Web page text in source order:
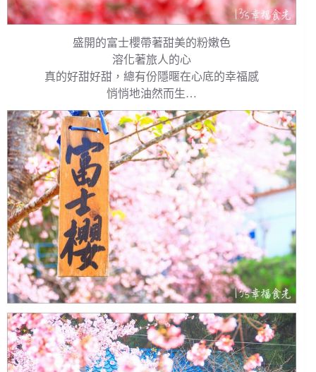
盛開的富士櫻帶著甜美的粉嫩色
溶化著旅人的心
真的好甜好甜，總有份隱暱在心底的幸福感
悄悄地油然而生…